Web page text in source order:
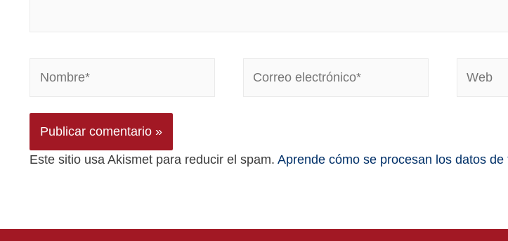
Este sitio usa Akismet para reducir el spam. Aprende cómo se procesan los datos de